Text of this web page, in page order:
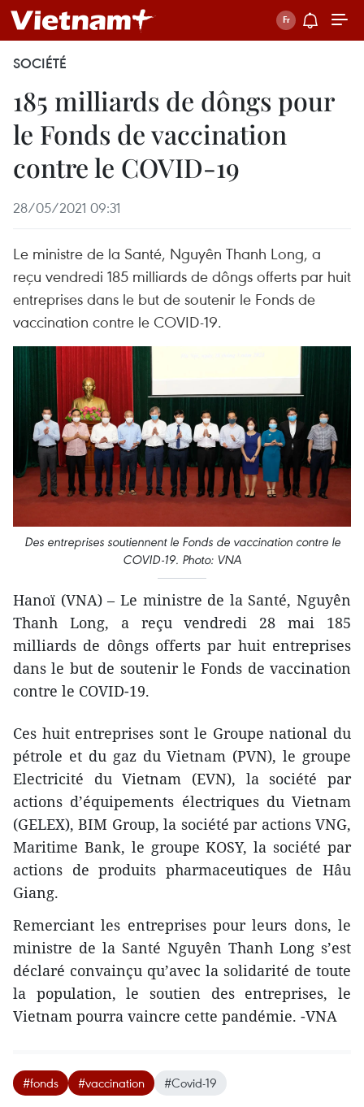
SOCIÉTÉ
185 milliards de dôngs pour
le Fonds de vaccination
contre le COVID-19
28/05/2021 09:31
Le ministre de la Santé, Nguyên Thanh Long, a
reçu vendredi 185 milliards de dôngs offerts par huit
entreprises dans le but de soutenir le Fonds de
vaccination contre le COVID-19.
Des entreprises soutiennent le Fonds de vaccination contre le
COVID-19. Photo: VNA
Hanoï (VNA) – Le ministre de la Santé, Nguyên
Thanh Long, a reçu vendredi 28 mai 185
milliards de dôngs offerts par huit entreprises
dans le but de soutenir le Fonds de vaccination
contre le COVID-19.
Ces huit entreprises sont le Groupe national du
pétrole et du gaz du Vietnam (PVN), le groupe
Electricité du Vietnam (EVN), la société par
actions d’équipements électriques du Vietnam
(GELEX), BIM Group, la société par actions VNG,
Maritime Bank, le groupe KOSY, la société par
actions de produits pharmaceutiques de Hâu
Giang.
Remerciant les entreprises pour leurs dons, le
ministre de la Santé Nguyên Thanh Long s’est
déclaré convainçu qu’avec la solidarité de toute
la population, le soutien des entreprises, le
Vietnam pourra vaincre cette pandémie. -VNA
#fonds #vaccination #Covid-19